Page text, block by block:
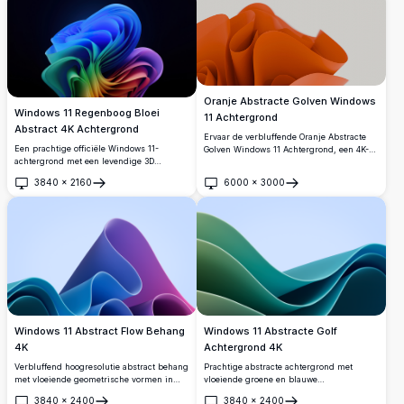
en creëren een elegant 3D sculpturaal
effect.
Windows 11 Regenboog Bloei
Abstract 4K Achtergrond
Een prachtige officiële Windows 11-
achtergrond met een levendige 3D
regenbooglagen die overgaan van blauw
naar groen, geel, rood en paars tegen een
3840 × 2160
Openen
Oranje Abstracte Golven Windows
11 Achtergrond
Ervaar de verbluffende Oranje Abstracte
Golven Windows 11 Achtergrond, een 4K-
om je bureaublad of Windows 11-
achtergrond te verbeteren, deze
hoogwaardige achtergrond biedt een
moderne, artistieke touch. Ideaal voor
tech-liefhebbers en
ontwerpenthousiastelingen, het brengt een
gedurfde, dynamische esthetiek naar je
scherm met scherpe, gedetailleerde
6000 × 3000
Openen
Windows 11 Abstract Flow Behang
4K
Verbluffend hoogresolutie abstract behang
met vloeiende geometrische vormen in
3840 × 2400
Windows 11 Abstracte Golf
Achtergrond 4K
Prachtige abstracte achtergrond met
vloeiende groene en blauwe
3840 × 2400